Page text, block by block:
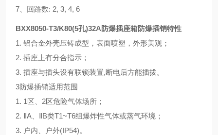
7、回路数: 2, 3, 4, 6
BXX8050-T3/K80(5孔)32A防爆插座箱防爆插销特性
1. 铝合金外壳压铸成型，表面喷塑，外形美观；
2. 插座上有分合指示；
3. 插座与插头设有联锁装置,断电后方能插拔。
3防爆插销适用范围
1. 1区、2区危险气体场所；
2. ⅡA、ⅡB类T1~T6组爆炸性气体或蒸气环境；
3. 户内、户外(IP54)。